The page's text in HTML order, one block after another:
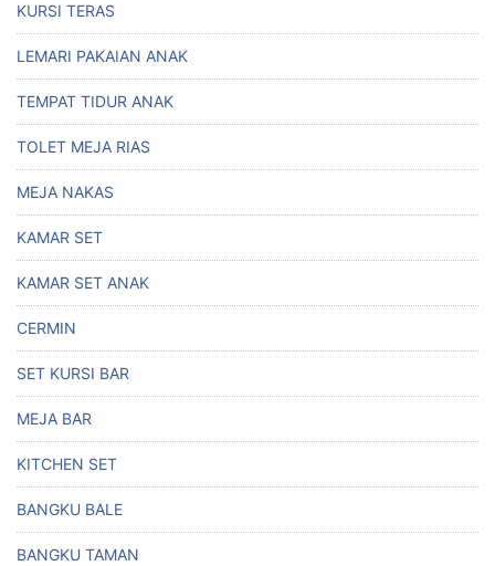
KURSI TERAS
LEMARI PAKAIAN ANAK
TEMPAT TIDUR ANAK
TOLET MEJA RIAS
MEJA NAKAS
KAMAR SET
KAMAR SET ANAK
CERMIN
SET KURSI BAR
MEJA BAR
KITCHEN SET
BANGKU BALE
BANGKU TAMAN